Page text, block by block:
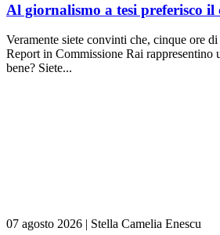
Al giornalismo a tesi preferisco il
Veramente siete convinti che, cinque ore
Report in Commissione Rai rappresentino
bene? Siete...
07 agosto 2026 | Stella Camelia Enescu